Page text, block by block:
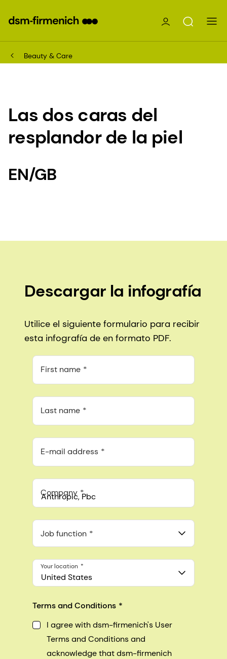
Beauty & Care
Las dos caras del
resplandor de la piel
EN/GB
Descargar la infografía
Utilice el siguiente formulario para recibir
esta infografía de en formato PDF.
First name
Last name
E-mail address
Company
548 Market St Pmb 90375, San Francisco, California, US
Job function
United States
Your location
Terms and Conditions
I agree with dsm-firmenich's User
Terms and Conditions and
acknowledge that dsm-firmenich